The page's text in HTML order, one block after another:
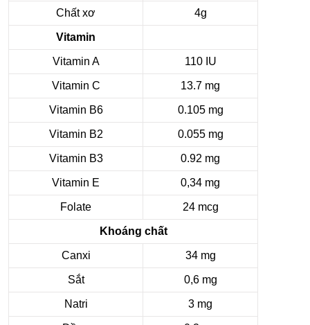
Chất xơ 4g
Vitamin
Vitamin A 110 IU
Vitamin C 13.7 mg
Vitamin B6 0.105 mg
Vitamin B2 0.055 mg
Vitamin B3 0.92 mg
Vitamin E 0,34 mg
Folate 24 mcg
Khoáng chất
Canxi 34 mg
Sắt 0,6 mg
Natri 3 mg